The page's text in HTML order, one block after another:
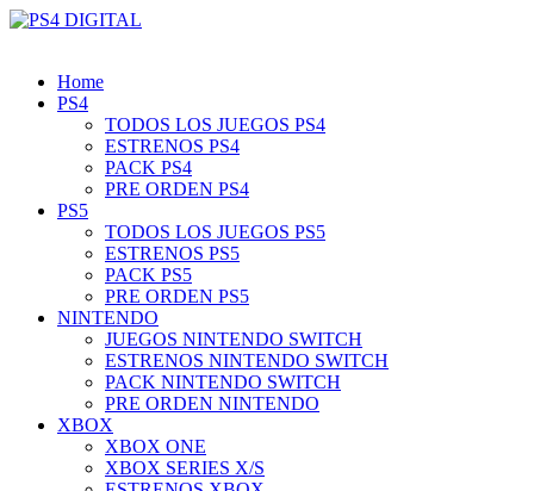
Home
PS4
TODOS LOS JUEGOS PS4
ESTRENOS PS4
PACK PS4
PRE ORDEN PS4
PS5
TODOS LOS JUEGOS PS5
ESTRENOS PS5
PACK PS5
PRE ORDEN PS5
NINTENDO
JUEGOS NINTENDO SWITCH
ESTRENOS NINTENDO SWITCH
PACK NINTENDO SWITCH
PRE ORDEN NINTENDO
XBOX
XBOX ONE
XBOX SERIES X/S